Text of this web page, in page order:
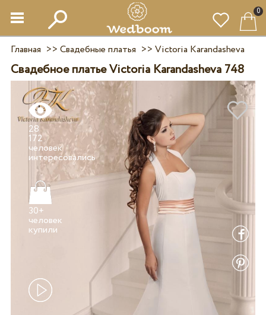
0
Главная >> Свадебные платья >> Victoria Karandasheva
Свадебное платье Victoria Karandasheva 748
28
172
человек
интересовались
30+
человек